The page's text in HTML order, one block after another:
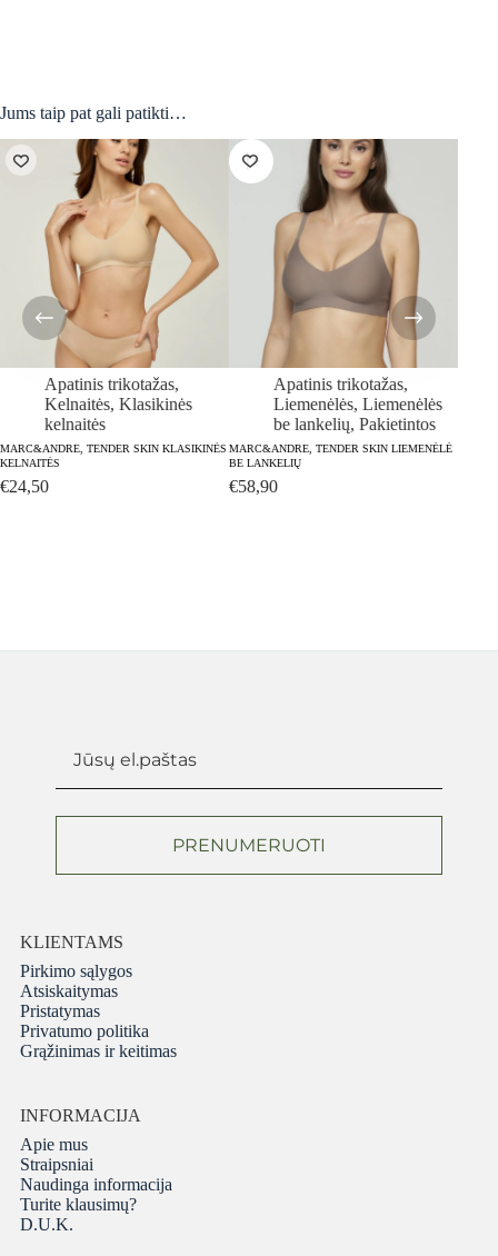
Jums taip pat gali patikti…
Apatinis trikotažas,
Kelnaitės, Klasikinės
kelnaitės
MARC&ANDRE, TENDER SKIN KLASIKINĖS
KELNAITĖS
€24,50
Apatinis trikotažas,
Liemenėlės,Liemenėlės
be lankelių,Pakietintos
MARC&ANDRE, TENDER SKIN LIEMENĖLĖ
BE LANKELIŲ
€58,90
PRENUMERUOTI
KLIENTAMS
Pirkimo sąlygos
Atsiskaitymas
Pristatymas
Privatumo politika
Grąžinimas ir keitimas
INFORMACIJA
Apie mus
Straipsniai
Naudinga informacija
Turite klausimų?
D.U.K.